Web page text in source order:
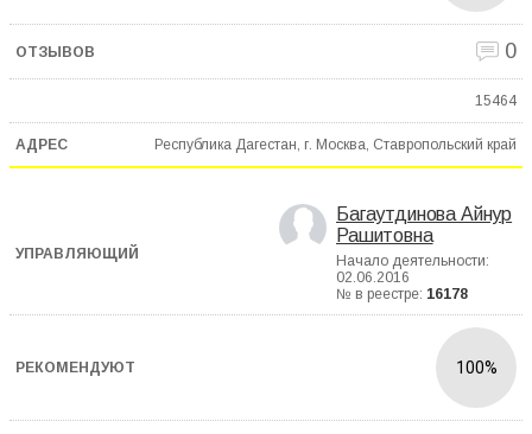
0
15464
Республика Дагестан, г. Москва, Ставропольский край
Багаутдинова Айнур
Рашитовна
Начало деятельности:
02.06.2016
№ в реестре: 16178
100%